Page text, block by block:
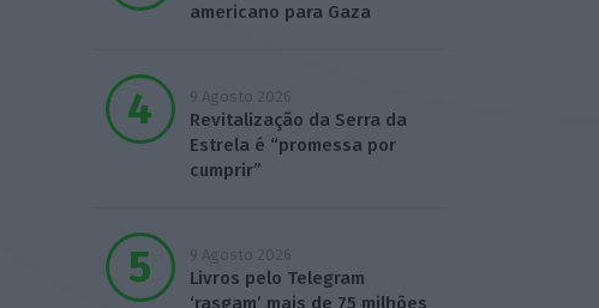
americano para Gaza
9 Agosto 2026
Revitalização da Serra da
Estrela é “promessa por
cumprir”
9 Agosto 2026
Livros pelo Telegram
‘rasgam’ mais de 75 milhões